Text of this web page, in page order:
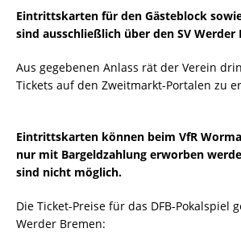
Eintrittskarten für den Gästeblock
sind ausschließlich über den SV
Aus gegebenen Anlass rät der Verein
Tickets auf den Zweitmarkt-Portalen zu
Eintrittskarten können beim VfR
nur mit Bargeldzahlung erworben
sind nicht möglich.
Die Ticket-Preise für das DFB-Pokalspiel
Werder Bremen: